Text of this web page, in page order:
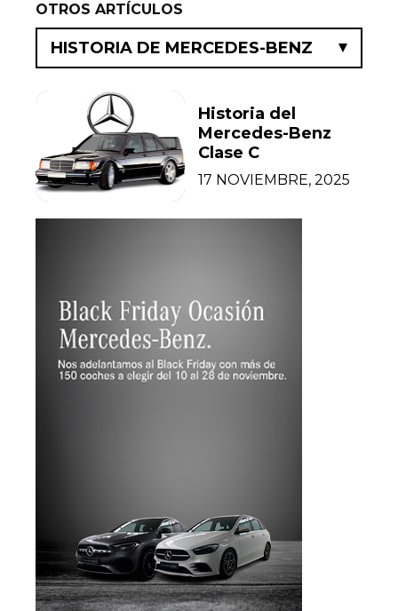
OTROS ARTÍCULOS
HISTORIA DE MERCEDES-BENZ
Historia del
Mercedes-Benz
Clase C
17 NOVIEMBRE, 2025